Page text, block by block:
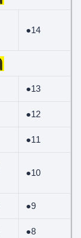
●14
●13
●12
●11
●10
●9
●8